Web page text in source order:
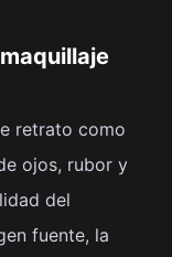
retrato como
ojos, rubor y
del
fuente, la